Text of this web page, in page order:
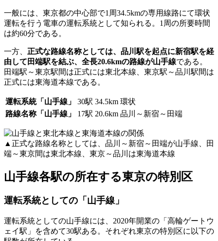
一般には、東京都の中心部で1周34.5kmの専用線路にて環状
運転を行う電車の運転系統として知られる。1周の所要時間
は約60分である。
一方、 正式な路線名称としては、品川駅を起点に新宿駅を経
由して田端駅を結ぶ、全長20.6kmの路線が山手線である。
田端駅～東京駅間は正式には東北本線、東京駅～品川駅間は
正式には東海道本線である。
運転系統「山手線」 30駅 34.5km 環状
路線名称「山手線」
17駅 20.6km 品川～新宿～田端
▲正式な路線名称としては、品川～新宿～田端が山手線、田
端～東京間は東北本線、東京～品川は東海道本線
山手線各駅の所在する東京の特別区
運転系統としての「山手線」
運転系統としての山手線には、2020年開業の「高輪ゲートウ
ェイ駅」を含めて30駅ある。それぞれ東京の特別区に以下の